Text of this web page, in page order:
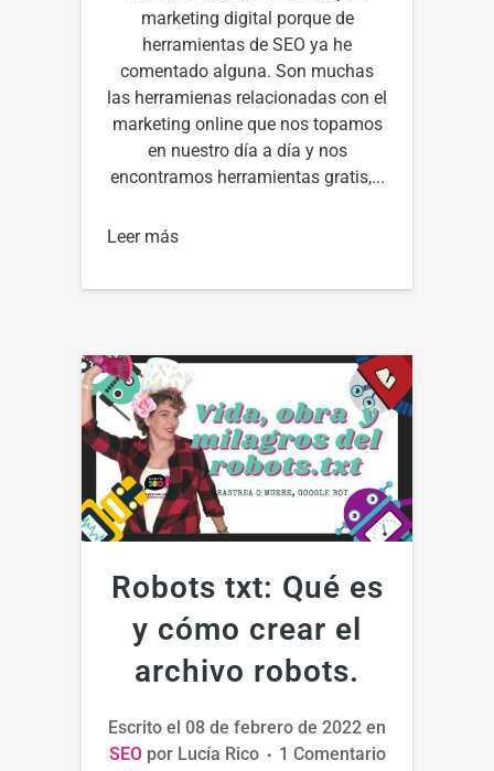
marketing digital porque de
herramientas de SEO ya he
comentado alguna. Son muchas
las herramienas relacionadas con el
marketing online que nos topamos
en nuestro día a día y nos
encontramos herramientas gratis,...
Leer más
Robots txt: Qué es
y cómo crear el
archivo robots.
Escrito el 08 de febrero de 2022 en
SEO por Lucía Rico 1 Comentario